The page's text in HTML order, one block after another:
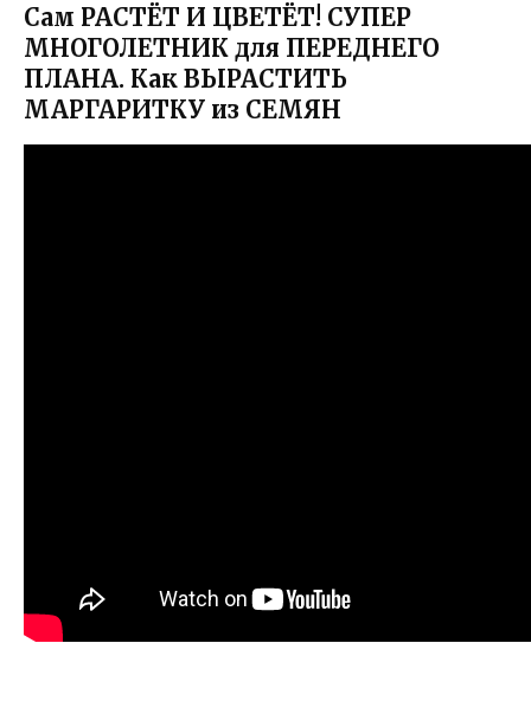
Сам РАСТЁТ И ЦВЕТЁТ! СУПЕР
МНОГОЛЕТНИК для ПЕРЕДНЕГО
ПЛАНА. Как ВЫРАСТИТЬ
МАРГАРИТКУ из СЕМЯН